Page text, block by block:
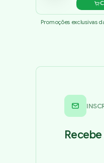
Promoções exclusivas